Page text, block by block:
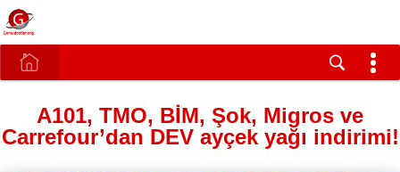
A101, TMO, BİM, Şok, Migros ve
Carrefour’dan DEV ayçek yağı indirimi!